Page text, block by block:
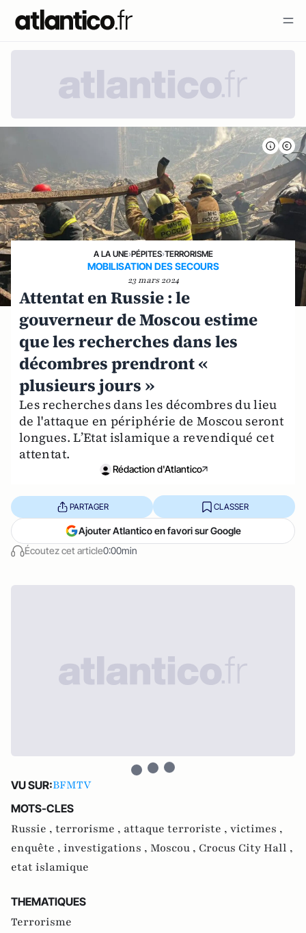
A LA UNE›PÉPITES›TERRORISME
MOBILISATION DES SECOURS
23 mars 2024
Attentat en Russie : le
gouverneur de Moscou estime
que les recherches dans les
décombres prendront «
plusieurs jours »
Les recherches dans les décombres du lieu
de l'attaque en périphérie de Moscou seront
longues. L’Etat islamique a revendiqué cet
attentat.
Rédaction d'Atlantico
Écoutez cet article0:00min
PARTAGER CLASSER
Ajouter Atlantico en favori sur Google
VU SUR:BFMTV
MOTS-CLES
Russie , terrorisme , attaque terroriste , victimes ,
enquête , investigations , Moscou , Crocus City Hall ,
etat islamique
THEMATIQUES
Terrorisme